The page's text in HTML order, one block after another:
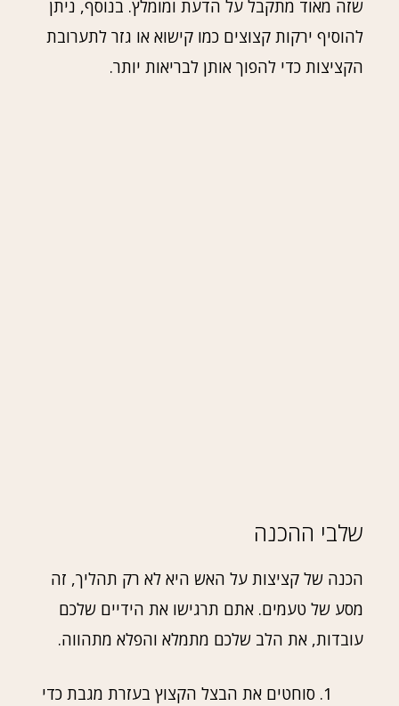
שזה מאוד מתקבל על הדעת ומומלץ. בנוסף, ניתן
להוסיף ירקות קצוצים כמו קישוא או גזר לתערובת
הקציצות כדי להפוך אותן לבריאות יותר.
שלבי ההכנה
הכנה של קציצות על האש היא לא רק תהליך, זה
מסע של טעמים. אתם תרגישו את הידיים שלכם
עובדות, את הלב שלכם מתמלא והפלא מתהווה.
סוחטים את הבצל הקצוץ בעזרת מגבת כדי